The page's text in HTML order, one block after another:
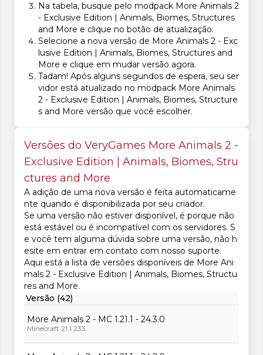
Na tabela, busque pelo modpack More Animals 2
- Exclusive Edition | Animals, Biomes, Structures
and More e clique no botão de atualização.
Selecione a nova versão de More Animals 2 - Exc
lusive Edition | Animals, Biomes, Structures and
More e clique em mudar versão agora.
Tadam! Após alguns segundos de espera, seu ser
vidor está atualizado no modpack More Animals
2 - Exclusive Edition | Animals, Biomes, Structure
s and More versão que você escolher.
Versões do VeryGames More Animals 2 -
Exclusive Edition | Animals, Biomes, Stru
ctures and More
A adição de uma nova versão é feita automaticame
nte quando é disponibilizada por seu criador.
Se uma versão não estiver disponível, é porque não
está estável ou é incompatível com os servidores. S
e você tem alguma dúvida sobre uma versão, não h
esite em entrar em contato com nosso suporte.
Aqui está a lista de versões disponíveis de More Ani
mals 2 - Exclusive Edition | Animals, Biomes, Structu
res and More.
Versão (42)
More Animals 2 - MC 1.21.1 - 24.3.0
Minecraft 21.1.233